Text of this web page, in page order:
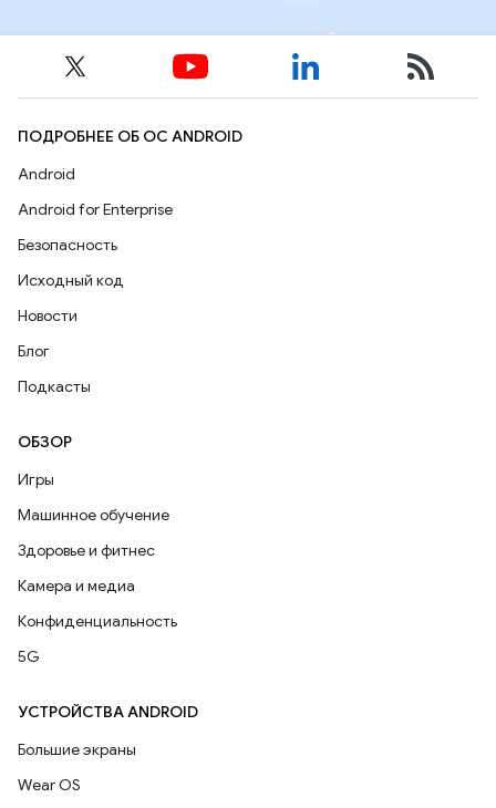
ПОДРОБНЕЕ ОБ ОС ANDROID
Android
Android for Enterprise
Безопасность
Исходный код
Новости
Блог
Подкасты
ОБЗОР
Игры
Машинное обучение
Здоровье и фитнес
Камера и медиа
Конфиденциальность
5G
УСТРОЙСТВА ANDROID
Большие экраны
Wear OS